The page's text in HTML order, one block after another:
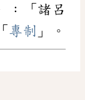
：「諸呂
專制 」。